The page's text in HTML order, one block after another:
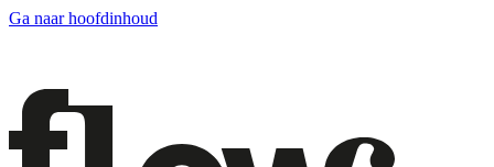
Ga naar hoofdinhoud